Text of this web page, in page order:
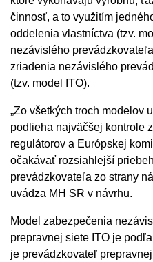
činnosť, a to využitím
oddelenia vlastníctva (tzv.
nezávislého
zriadenia nezávislého
(tzv. model ITO).
„Zo všetkých troch modelov
podlieha najväčšej kontrole
regulátorov a Európskej
očakávať rozsiahlejší
prevádzkovateľa zo strany
uvádza MH SR v návrhu.
Model zabezpečenia
prepravnej siete ITO je
je prevádzkovateľ